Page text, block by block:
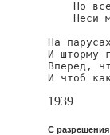
Но
Неси
На
И шторму
Вперед,
И чтоб
1939
С